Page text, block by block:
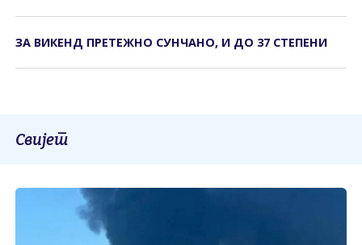
ЗА ВИКЕНД ПРЕТЕЖНО СУНЧАНО, И ДО 37 СТЕПЕНИ
Свијет